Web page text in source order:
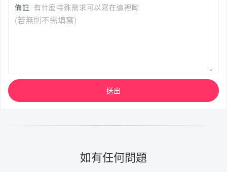
備註 有什麼特殊需求可以寫在這裡呦
送出
如有任何問題